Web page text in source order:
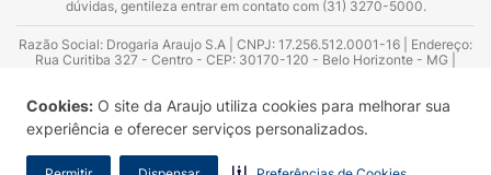
Cookies: O site da Araujo utiliza cookies para melhorar sua
experiência e oferecer serviços personalizados.
dúvidas, gentileza entrar em contato com (31) 3270-5000.
Razão Social: Drogaria Araujo S.A | CNPJ: 17.256.512.0001-16 | Endereço:
Rua Curitiba 327 - Centro - CEP: 30170-120 - Belo Horizonte - MG |
Azevedo Guimarães – CRF 10.965 | Yasmin Silva Alvarenga – CRF 52.584 -
Consultor substituto: Thiago Aguiar Pinheiro - CRF Nº 13.748. Alvará
Sanitário: 2025020713 | Autorização de Funcionamento da Empresa (AFE):